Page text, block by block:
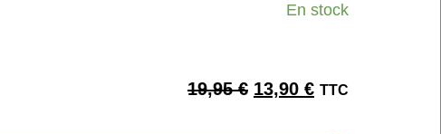
En stock
19,95€ 13,90 € TTC